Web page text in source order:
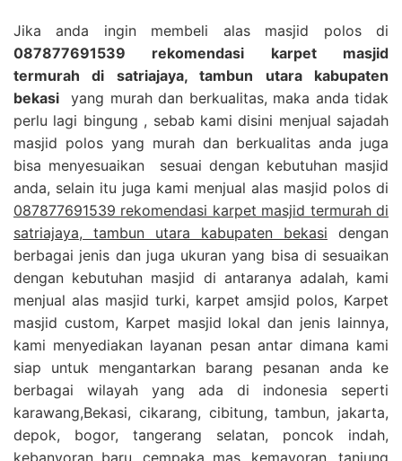
Jika anda ingin membeli alas masjid polos di
087877691539 rekomendasi karpet masjid
termurah di satriajaya, tambun utara kabupaten
bekasi yang murah dan berkualitas, maka anda tidak
perlu lagi bingung , sebab kami disini menjual sajadah
masjid polos yang murah dan berkualitas anda juga
bisa menyesuaikan sesuai dengan kebutuhan masjid
anda, selain itu juga kami menjual alas masjid polos di
087877691539 rekomendasi karpet masjid termurah di
satriajaya, tambun utara kabupaten bekasi dengan
berbagai jenis dan juga ukuran yang bisa di sesuaikan
dengan kebutuhan masjid di antaranya adalah, kami
menjual alas masjid turki, karpet amsjid polos, Karpet
masjid custom, Karpet masjid lokal dan jenis lainnya,
kami menyediakan layanan pesan antar dimana kami
siap untuk mengantarkan barang pesanan anda ke
berbagai wilayah yang ada di indonesia seperti
karawang,Bekasi, cikarang, cibitung, tambun, jakarta,
depok, bogor, tangerang selatan, poncok indah,
kebanyoran baru, cempaka mas, kemayoran, tanjung